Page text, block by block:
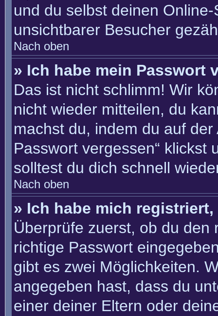
und du selbst deinen
unsichtbarer Besucher
Nach oben
» Ich habe mein Passwort
Das ist nicht schlimm! Wir
nicht wieder mitteilen, du
machst du, indem du auf
Passwort vergessen“ klickst
solltest du dich schnell
Nach oben
» Ich habe mich
Überprüfe zuerst, ob du den
richtige Passwort
gibt es zwei Möglichkeiten.
angegeben hast, dass du
einer deiner Eltern oder